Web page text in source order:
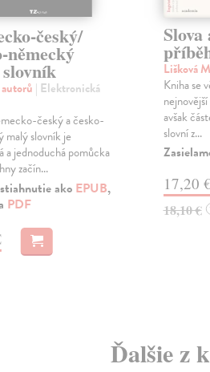
český/
německý
| Elektronická
český a česko-
malý slovník je
a jednoduchá pomůcka
začín...
ako EPUB,
PDF
Lišková
Kniha se
avšak
slovní z...
17,20
18,10 €
Ďalšie z